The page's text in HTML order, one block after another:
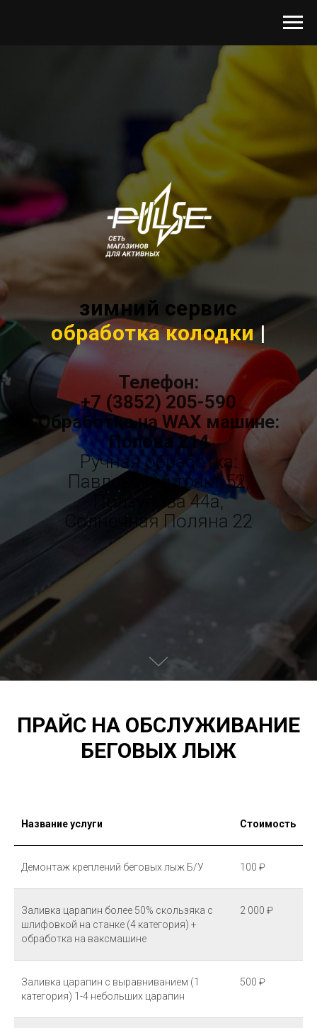
зимний сервис
шлифовка ск|
Телефон:
+7 (3852) 205-590
Обработка на WAX машине:
Попова 214
Ручная обработка:
Павловский тракт 52,
Ползунова 44а,
Солнечная Поляна 22
ПРАЙС НА ОБСЛУЖИВАНИЕ
БЕГОВЫХ ЛЫЖ
Название услуги Стоимость
Демонтаж креплений беговых лыж Б/У 100 ₽
Заливка царапин более 50% скользяка с
шлифовкой на станке (4 категория) +
обработка на ваксмашине
2 000 ₽
Заливка царапин с выравниванием (1
категория) 1-4 небольших царапин
500 ₽